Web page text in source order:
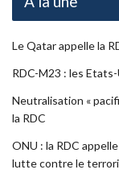
Le Qatar appelle la
RDC-M23 : les
Neutralisation «
la RDC
ONU : la RDC
lutte contre le